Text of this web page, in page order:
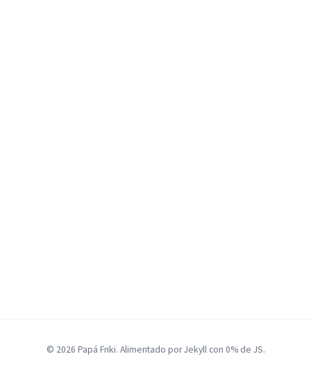
© 2026 Papá Friki. Alimentado por Jekyll con 0% de JS.